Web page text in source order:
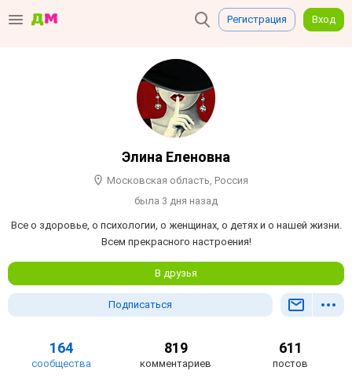
Регистрация Вход
Элина Еленовна
Московская область, Россия
была 3 дня назад
Все о здоровье, о психологии, о женщинах, о детях и о нашей жизни.
Всем прекрасного настроения!
В друзья
Подписаться
164
сообщества
819
комментариев
611
постов